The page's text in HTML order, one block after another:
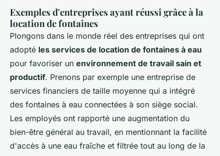
Exemples d'entreprises ayant réussi grâce à la
location de fontaines
Plongons dans le monde réel des entreprises qui ont
adopté les services de location de fontaines à eau
pour favoriser un environnement de travail sain et
productif. Prenons par exemple une entreprise de
services financiers de taille moyenne qui a intégré
des fontaines à eau connectées à son siège social.
Les employés ont rapporté une augmentation du
bien-être général au travail, en mentionnant la facilité
d'accès à une eau fraîche et filtrée tout au long de la